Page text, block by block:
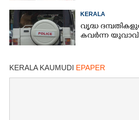
KERALA
വൃദ്ധ
കവർന്ന യുവാവ്
KERALA KAUMUDI EPAPER